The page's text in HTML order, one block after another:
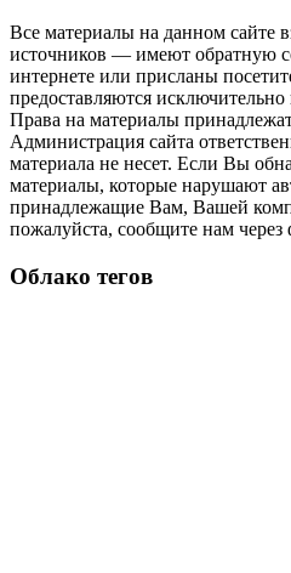
Все материалы на данном сайте
источников — имеют обратную
интернете или присланы
предоставляются
Права на материалы
Администрация сайта
материала не несет. Если Вы
материалы, которые нарушают
принадлежащие Вам, Вашей
пожалуйста, сообщите нам через
Облако тегов